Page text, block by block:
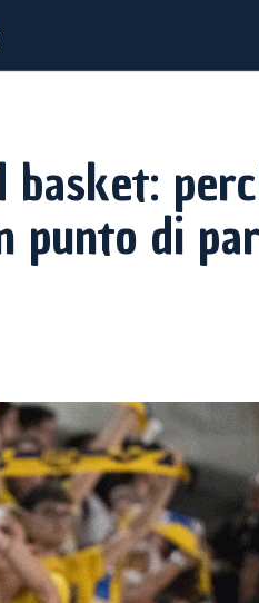
punto di